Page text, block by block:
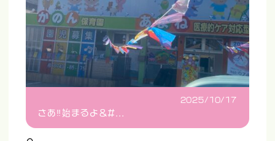
2025/10/17
さあ‼️始まるよ&#...